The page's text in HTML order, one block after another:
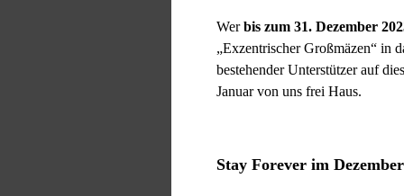
Werbis zum 31. Dezember
„Exzentrischer Großmäzen“ in
bestehender Unterstützer auf
Januar von uns frei Haus.
Stay Forever im Dezember